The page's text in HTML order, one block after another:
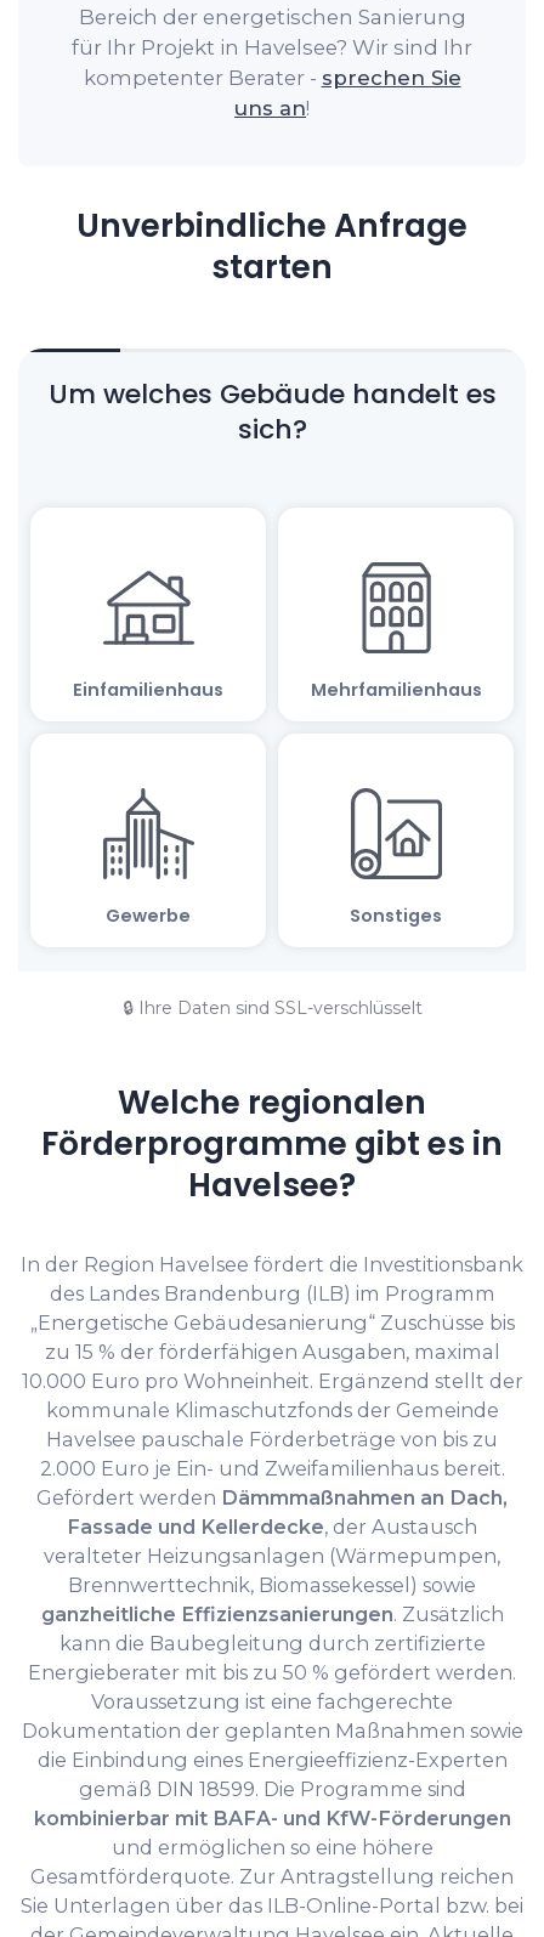
Bereich der energetischen Sanierung
für Ihr Projekt in Havelsee? Wir sind Ihr
kompetenter Berater - sprechen Sie
uns an!
Unverbindliche Anfrage
starten
🔒 Ihre Daten sind SSL-verschlüsselt
Welche regionalen
Förderprogramme gibt es in
Havelsee?
In der Region Havelsee fördert die Investitionsbank
des Landes Brandenburg (ILB) im Programm
„Energetische Gebäudesanierung“ Zuschüsse bis
zu 15 % der förderfähigen Ausgaben, maximal
10.000 Euro pro Wohneinheit. Ergänzend stellt der
kommunale Klimaschutzfonds der Gemeinde
Havelsee pauschale Förderbeträge von bis zu
2.000 Euro je Ein- und Zweifamilienhaus bereit.
Gefördert werden Dämmmaßnahmen an Dach,
Fassade und Kellerdecke, der Austausch
veralteter Heizungsanlagen (Wärmepumpen,
Brennwerttechnik, Biomassekessel) sowie
ganzheitliche Effizienzsanierungen. Zusätzlich
kann die Baubegleitung durch zertifizierte
Energieberater mit bis zu 50 % gefördert werden.
Voraussetzung ist eine fachgerechte
Dokumentation der geplanten Maßnahmen sowie
die Einbindung eines Energieeffizienz-Experten
gemäß DIN 18599. Die Programme sind
kombinierbar mit BAFA- und KfW-Förderungen
und ermöglichen so eine höhere
Gesamtförderquote. Zur Antragstellung reichen
Sie Unterlagen über das ILB-Online-Portal bzw. bei